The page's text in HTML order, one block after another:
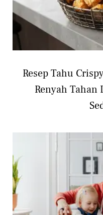
Resep Tahu
Renyah Tahan